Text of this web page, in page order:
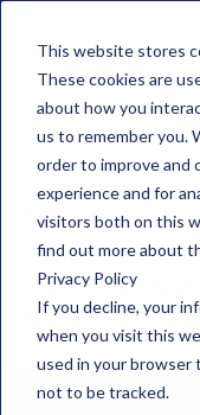
This website stores
These cookies are
about how you
us to remember you.
order to improve and
experience and for
visitors both on this
find out more about
Privacy Policy
If you decline, your
when you visit this
used in your browser
not to be tracked.
Stáhněte
"Výhody
na